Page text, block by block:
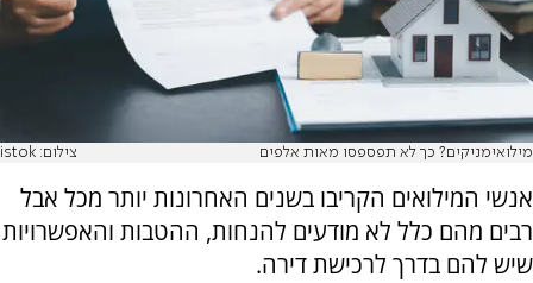
מילואימניקים? כך לא תפספסו מאות אלפים צילום: istok
אנשי המילואים הקריבו בשנים האחרונות יותר מכל אבל
רבים מהם כלל לא מודעים להנחות, ההטבות והאפשרויות
שיש להם בדרך לרכישת דירה.